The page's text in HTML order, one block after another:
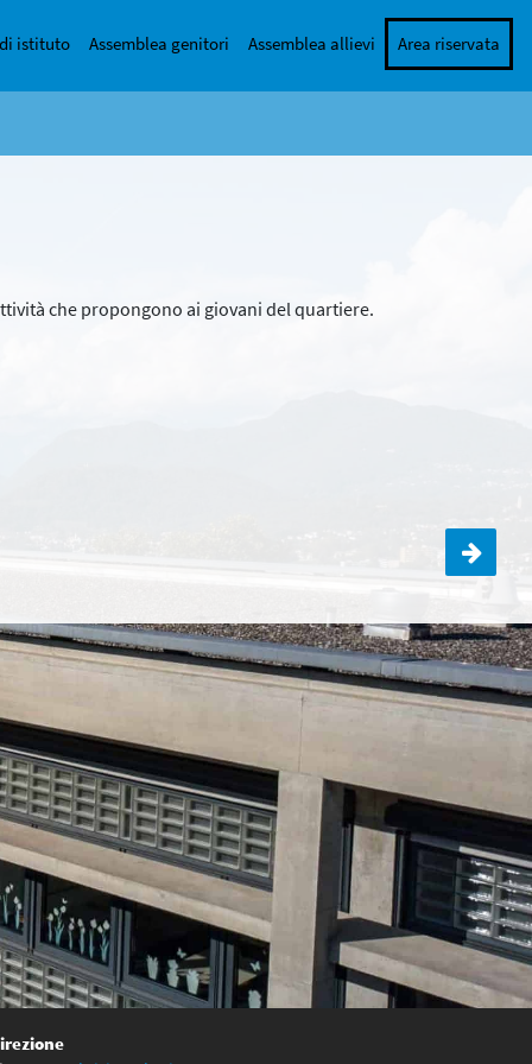
istituto Assemblea genitori Assemblea allievi Area riservata
che propongono ai giovani del quartiere.